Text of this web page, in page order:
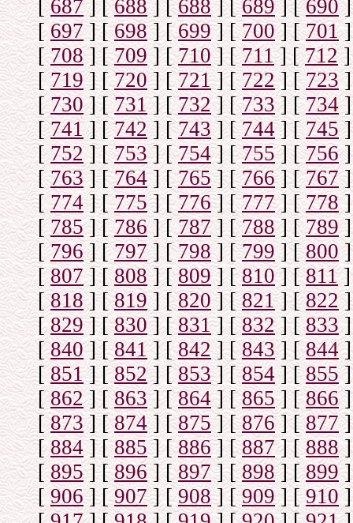
[687] [688] [688] [689] [690]
[697] [698] [699] [700] [701]
[708] [709] [710] [711] [712]
[719] [720] [721] [722] [723]
[730] [731] [732] [733] [734]
[741] [742] [743] [744] [745]
[752] [753] [754] [755] [756]
[763] [764] [765] [766] [767]
[ 774] [775] [776] [777] [778]
[785] [786] [787] [788] [789]
[796] [797] [798] [799] [ 800]
[807] [808] [809] [810] [811]
[818] [819] [820] [821] [822]
[829] [830] [831] [832] [833]
[840] [841] [842] [843] [844]
[851] [852] [853] [854] [ 855]
[862] [863] [864] [865] [866]
[873] [874] [875] [876] [877]
[884] [885] [886] [887] [888]
[895] [896] [897] [898] [899]
[906] [907] [908] [909] [910]